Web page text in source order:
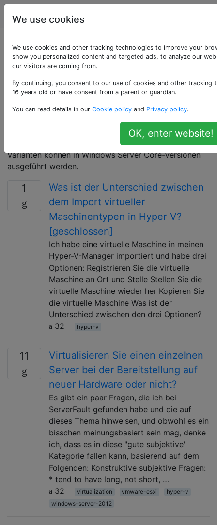
Serveradministratoren
Als «hyper-v»
getaggte Fragen
Microsoft Hyper-V ist ein Hypervisor-basiertes
Virtualisierungssystem für x86-64-Systeme. Hyper-V
gibt es in zwei Varianten: als eigenständiges Produkt
namens Microsoft Hyper-V Server und als installierbare
Rolle in Windows Server 2008 und höher. Beide
Varianten können in Windows Server Core-Versionen
ausgeführt werden.
1
Was ist der Unterschied zwischen
dem Import virtueller
Maschinentypen in Hyper-V?
[geschlossen]
Ich habe eine virtuelle Maschine in meinen
Hyper-V-Manager importiert und habe drei
Optionen: Registrieren Sie die virtuelle
Maschine an Ort und Stelle Stellen Sie die
virtuelle Maschine wieder her Kopieren Sie
die virtuelle Maschine Was ist der
Unterschied zwischen den drei Optionen?
32
hyper-v
11
Virtualisieren Sie einen einzelnen
Server bei der Bereitstellung auf
neuer Hardware oder nicht?
Es gibt ein paar Fragen, die ich bei
ServerFault gefunden habe und die auf
dieses Thema hinweisen, und obwohl es ein
bisschen meinungsbasiert sein mag, denke
ich, dass es in diese "gute subjektive"
Kategorie fallen kann, basierend auf dem
Folgenden: Konstruktive subjektive Fragen:
* tend to have long, not short, …
32
virtualization vmware-esxi
hyper-v
windows-server-2012
We use cookies
We use cookies and other tracking technologies to improve your
show you personalized content and targeted ads, to analyze our
our visitors are coming from.
By continuing, you consent to our use of cookies and other tracking
16 years old or have consent from a parent or guardian.
You can read details in our Cookie policy and Privacy policy.
OK, enter website!